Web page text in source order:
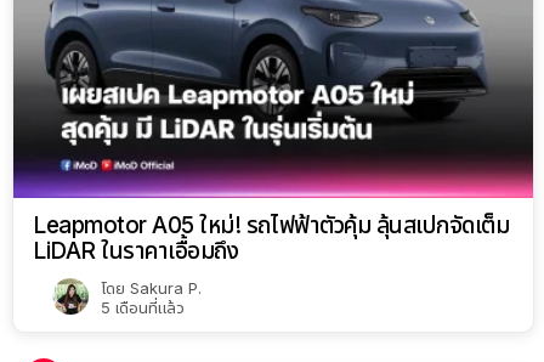
Leapmotor A05 ใหม่! รถไฟฟ้าตัวคุ้ม ลุ้นสเปกจัดเต็ม
LiDAR ในราคาเอื้อมถึง
โดย Sakura P.
5 เดือนที่แล้ว